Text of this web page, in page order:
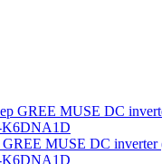
MUSE DC inverter